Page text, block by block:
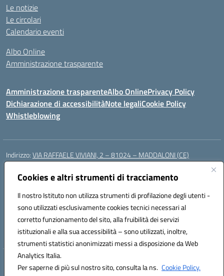
Cookies e altri strumenti di tracciamento
Il nostro Istituto non utilizza strumenti di profilazione degli utenti -
sono utilizzati esclusivamente cookies tecnici necessari al
corretto funzionamento del sito, alla fruibilità dei servizi
istituzionali e alla sua accessibilità – sono utilizzati, inoltre,
strumenti statistici anonimizzati messi a disposizione da Web
Analytics Italia.
Per saperne di più sul nostro sito, consulta la ns. Cookie Policy.
Le notizie
Le circolari
Calendario eventi
Albo Online
Amministrazione trasparente
Amministrazione trasparenteAlbo OnlinePrivacy Policy
Dichiarazione di accessibilitàNote legaliCookie Policy
Whistleblowing
Indirizzo:VIA RAFFAELE VIVIANI, 2 – 81024 – MADDALONI (CE)
Centralino:
Posta elettronica certificata (PEC):ceic8av00r@pec.istruzione.it
Codice fiscale: 93086020612
Codice meccanografico:CEIC8AV00R
Codice Indice delle Pubbliche Amministrazioni (IPA): icamm
Codice unico di fatturazione (CUF): UF8WE6
Hosting & Powered by 3D Solution S.r.l.